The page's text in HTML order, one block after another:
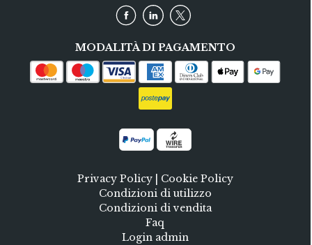
MODALITÀ DI PAGAMENTO
Privacy Policy| Cookie Policy
Condizioni di utilizzo
Condizioni di vendita
Faq
Login admin